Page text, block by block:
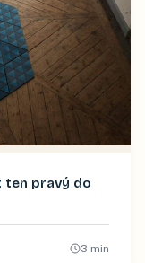
ten pravý do
3 min